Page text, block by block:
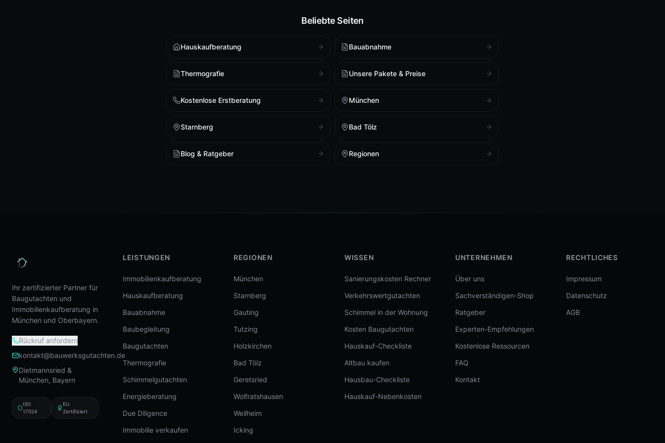
Beliebte Seiten
Hauskaufberatung Bauabnahme
Thermografie Unsere Pakete & Preise
Kostenlose Erstberatung München
Starnberg Bad Tölz
Blog & Ratgeber Regionen
Ihr zertifizierter Partner für
Baugutachten und
Immobilienkaufberatung in
München und Oberbayern.
Rückruf anfordern
kontakt@bauwerksgutachten.de
Dietmannsried &
München, Bayern
ISO
17024
EU
Zertifiziert
LEISTUNGEN
Immobilienkaufberatung
Hauskaufberatung
Bauabnahme
Baubegleitung
Baugutachten
Thermografie
Schimmelgutachten
Energieberatung
Due Diligence
Immobilie verkaufen
REGIONEN
München
Starnberg
Gauting
Tutzing
Holzkirchen
Bad Tölz
Geretsried
Wolfratshausen
Weilheim
Icking
WISSEN
Sanierungskosten Rechner
Verkehrswertgutachten
Schimmel in der Wohnung
Kosten Baugutachten
Hauskauf-Checkliste
Altbau kaufen
Hausbau-Checkliste
Hauskauf-Nebenkosten
UNTERNEHMEN
Über uns
Sachverständigen-Shop
Ratgeber
Experten-Empfehlungen
Kostenlose Ressourcen
FAQ
Kontakt
RECHTLICHES
Impressum
Datenschutz
AGB